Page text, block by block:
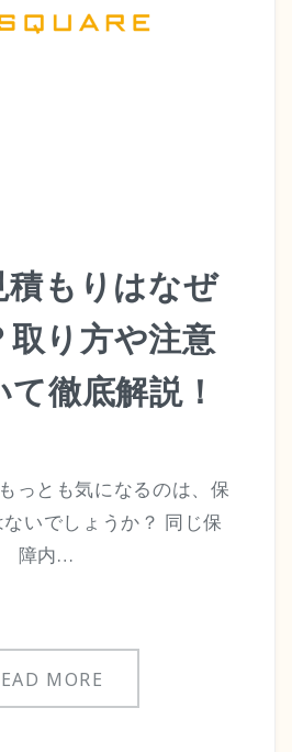
積もりはなぜ
取り方や注意
徹底解説！
っとも気になるのは、保
いでしょうか？ 同じ保
障内…
MORE